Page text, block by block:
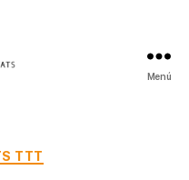
Menú
TTT